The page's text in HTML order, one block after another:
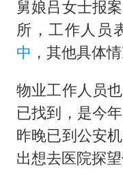
舅娘吕女士报
所，工作人员
中 ，其他具体
物业工作人员
已找到，是今
昨晚已到公安
出想去医院探望